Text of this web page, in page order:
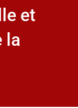
et
la